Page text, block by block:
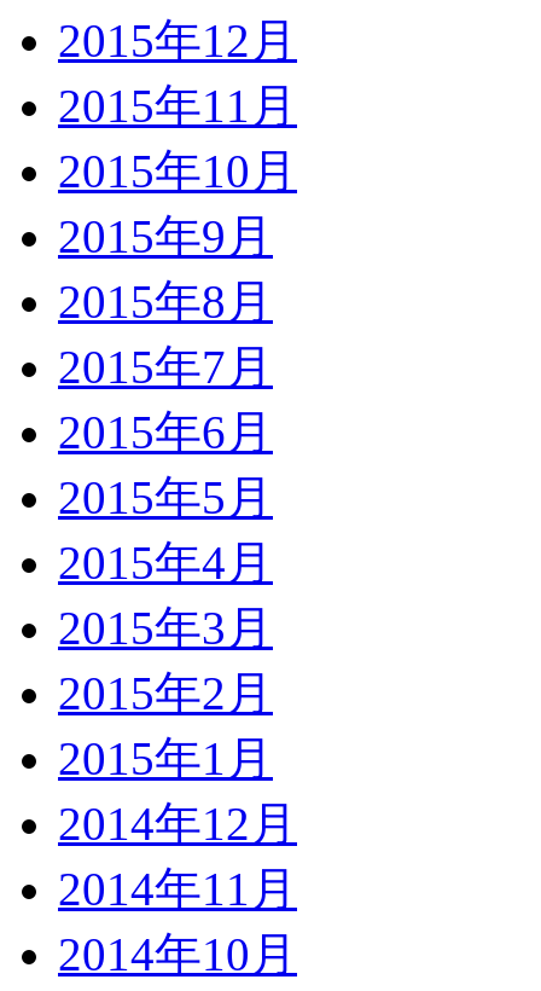
2015年12月
2015年11月
2015年10月
2015年9月
2015年8月
2015年7月
2015年6月
2015年5月
2015年4月
2015年3月
2015年2月
2015年1月
2014年12月
2014年11月
2014年10月